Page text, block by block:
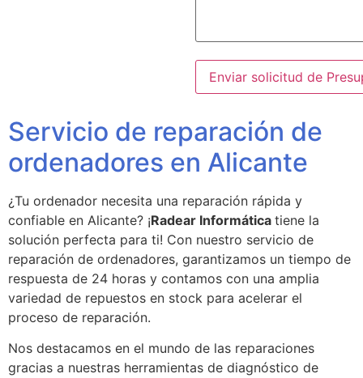
Servicio de reparación de
ordenadores en Alicante
¿Tu ordenador necesita una reparación rápida y
confiable en Alicante? ¡Radear Informática tiene la
solución perfecta para ti! Con nuestro servicio de
reparación de ordenadores, garantizamos un tiempo de
respuesta de 24 horas y contamos con una amplia
variedad de repuestos en stock para acelerar el
proceso de reparación.
Nos destacamos en el mundo de las reparaciones
gracias a nuestras herramientas de diagnóstico de